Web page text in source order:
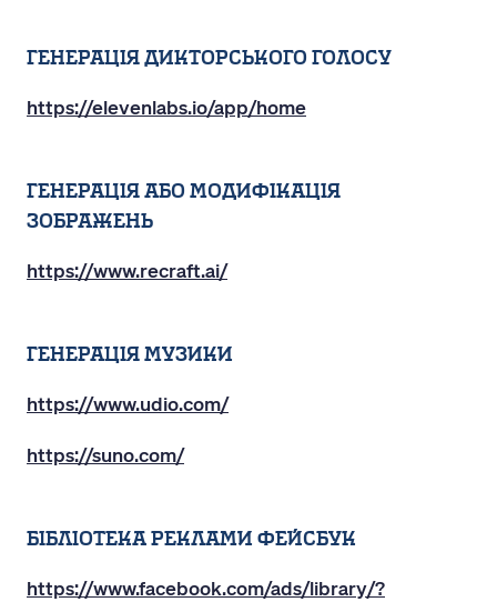
Генерація дикторського голосу
https://elevenlabs.io/app/home
Генерація або модифікація
зображень
https://www.recraft.ai/
Генерація музики
https://www.udio.com/
https://suno.com/
Бібліотека реклами фейсбук
https://www.facebook.com/ads/library/?